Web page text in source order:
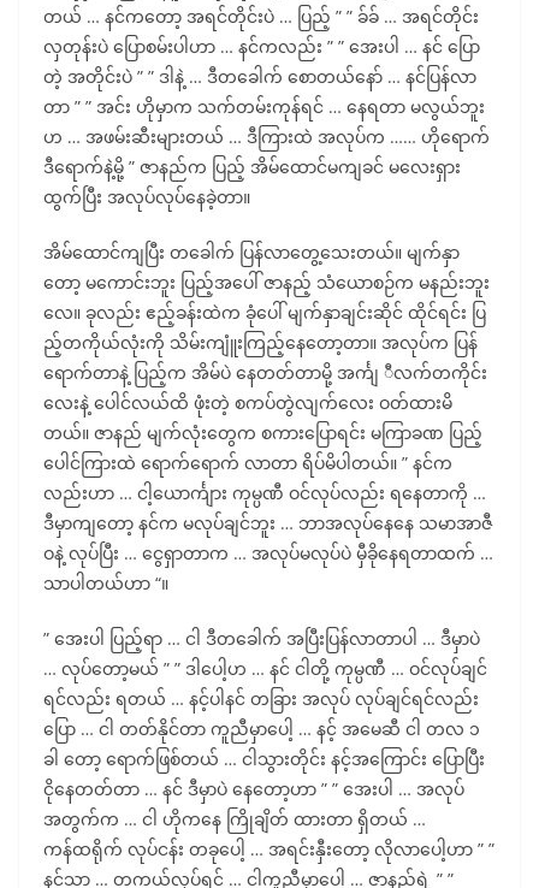
တယ် … နင်ကတော့ အရင်တိုင်းပဲ … ပြည့် ” ” ခ်ခ် … အရင်တိုင်း
လှတုန်းပဲ ပြောစမ်းပါဟာ … နင်ကလည်း ” ” အေးပါ … နင် ပြော
တဲ့ အတိုင်းပဲ ” ” ဒါနဲ့ … ဒီတခေါက် စောတယ်နော် … နင်ပြန်လာ
တာ ” ” အင်း ဟိုမှာက သက်တမ်းကုန်ရင် … နေရတာ မလွယ်ဘူး
ဟ … အဖမ်းဆီးများတယ် … ဒီကြားထဲ အလုပ်က …… ဟိုရောက်
ဒီရောက်နဲ့မို့ ” ဇာနည်က ပြည့် အိမ်ထောင်မကျခင် မလေးရှား
ထွက်ပြီး အလုပ်လုပ်နေခဲ့တာ။
အိမ်ထောင်ကျပြီး တခေါက် ပြန်လာတွေ့သေးတယ်။ မျက်နှာ
တော့ မကောင်းဘူး ပြည့်အပေါ် ဇာနည့် သံယောစဉ်က မနည်းဘူး
လေ။ ခုလည်း ဧည့်ခန်းထဲက ခုံပေါ် မျက်နှာချင်းဆိုင် ထိုင်ရင်း ပြ
ည့်တကိုယ်လုံးကို သိမ်းကျူံးကြည့်နေတော့တာ။ အလုပ်က ပြန်
ရောက်တာနဲ့ ပြည့်က အိမ်ပဲ နေတတ်တာမို့ အင်္ကျ ီလက်တကိုင်း
လေးနဲ့ ပေါင်လယ်ထိ ဖုံးတဲ့ စကပ်တွဲလျက်လေး ဝတ်ထားမိ
တယ်။ ဇာနည် မျက်လုံးတွေက စကားပြောရင်း မကြာခဏ ပြည့်
ပေါင်ကြားထဲ ရောက်ရောက် လာတာ ရိပ်မိပါတယ်။ ” နင်က
လည်းဟာ … ငါ့ယောင်္ကျား ကုမ္ပဏီ ဝင်လုပ်လည်း ရနေတာကို …
ဒီမှာကျတော့ နင်က မလုပ်ချင်ဘူး … ဘာအလုပ်နေနေ သမာအာဇီ
ဝနဲ့ လုပ်ပြီး … ငွေရှာတာက … အလုပ်မလုပ်ပဲ မှီခိုနေရတာထက် …
သာပါတယ်ဟာ “။
” အေးပါ ပြည့်ရာ … ငါ ဒီတခေါက် အပြီးပြန်လာတာပါ … ဒီမှာပဲ
… လုပ်တော့မယ် ” ” ဒါပေါ့ဟ … နင် ငါတို့ ကုမ္ပဏီ … ဝင်လုပ်ချင်
ရင်လည်း ရတယ် … နင့်ပါနင် တခြား အလုပ် လုပ်ချင်ရင်လည်း
ပြော … ငါ တတ်နိုင်တာ ကူညီမှာပေါ့ … နင့် အမေဆီ ငါ တလ ၁
ခါ တော့ ရောက်ဖြစ်တယ် … ငါသွားတိုင်း နင့်အကြောင်း ပြောပြီး
ငိုနေတတ်တာ … နင် ဒီမှာပဲ နေတော့ဟာ ” ” အေးပါ … အလုပ်
အတွက်က … ငါ ဟိုကနေ ကြိုချိတ် ထားတာ ရှိတယ် …
ကန်ထရိုက် လုပ်ငန်း တခုပေါ့ … အရင်းနှီးတော့ လိုလာပေါ့ဟာ ” ”
နင်သာ … တကယ်လုပ်ရင် … ငါကူညီမှာပေါ့ … ဇာနည်ရဲ့ ” ”